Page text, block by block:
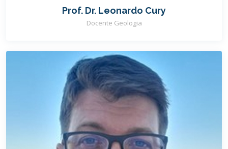
Prof. Dr. Leonardo Cury
Docente Geologia